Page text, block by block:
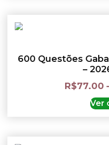
600 Questões
–
R$77.00
Ver